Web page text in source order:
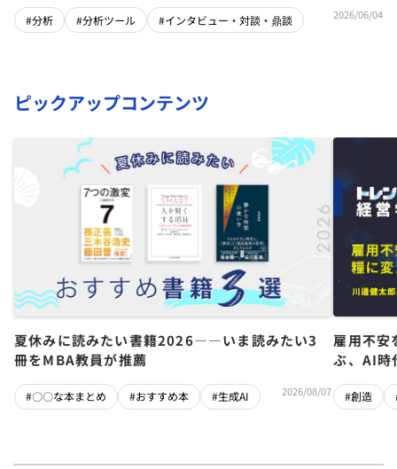
#分析 #分析ツール #インタビュー・対談・鼎談 2026/06/04
ピックアップコンテンツ
夏休みに読みたい書籍2026――いま読みたい3
冊をMBA教員が推薦
#〇〇な本まとめ #おすすめ本 #生成AI 2026/08/07
雇用不
ぶ、AI時
#創造